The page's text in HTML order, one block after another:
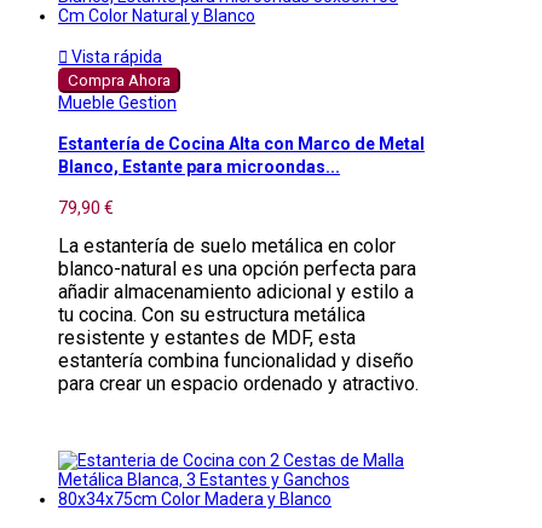
 Vista rápida
Compra Ahora
Mueble Gestion
Estantería de Cocina Alta con Marco de Metal
Blanco, Estante para microondas...
79,90 €
La estantería de suelo metálica en color
blanco-natural es una opción perfecta para
añadir almacenamiento adicional y estilo a
tu cocina. Con su estructura metálica
resistente y estantes de MDF, esta
estantería combina funcionalidad y diseño
para crear un espacio ordenado y atractivo.